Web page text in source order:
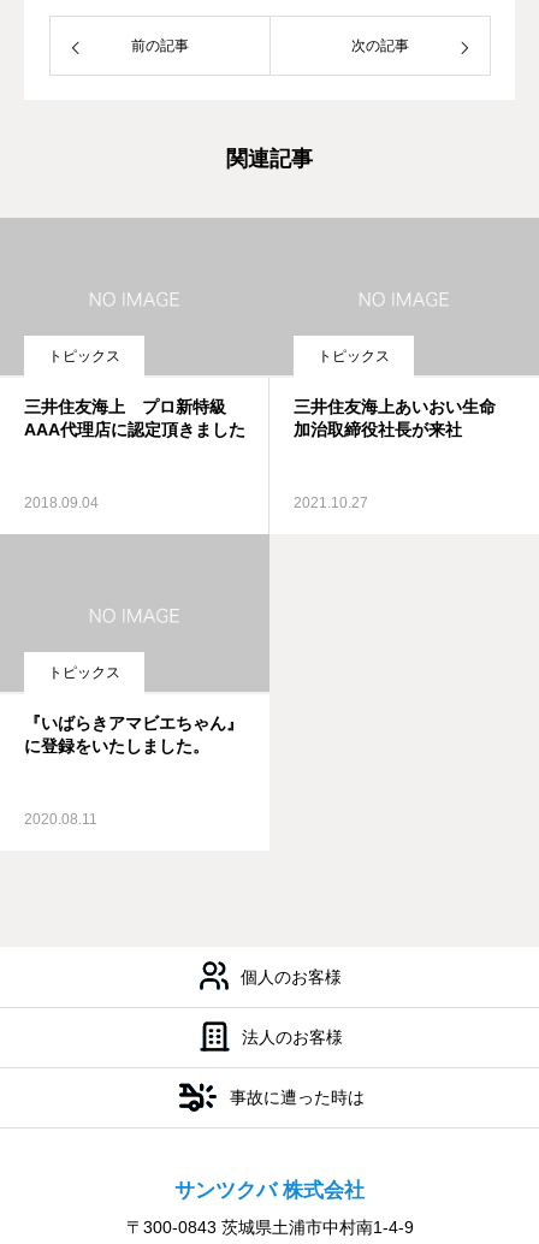
前の記事 次の記事
関連記事
トピックス
三井住友海上 プロ新特級
AAA代理店に認定頂きました
2018.09.04
トピックス
三井住友海上あいおい生命
加治取締役社長が来社
2021.10.27
トピックス
『いばらきアマビエちゃん』
に登録をいたしました。
2020.08.11
個人のお客様
法人のお客様
事故に遭った時は
サンツクバ 株式会社
〒300-0843 茨城県土浦市中村南1-4-9